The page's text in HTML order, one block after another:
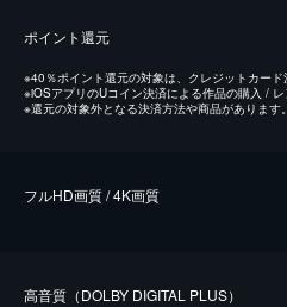
ポイント還元
※40％ポイント還元の対象は、クレジットカード
※iOSアプリのUコイン決済による作品の購入 /
※還元の対象外となる決済方法や商品があります
フルHD画質 / 4K画質
⾼⾳質（DOLBY DIGITAL PLUS）